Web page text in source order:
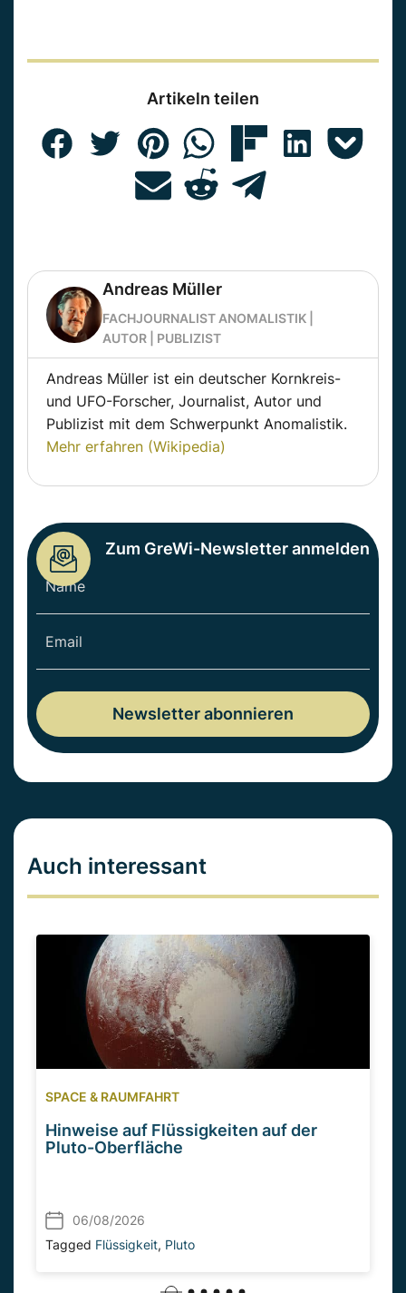
Artikeln teilen
Andreas Müller
FACHJOURNALIST ANOMALISTIK |
AUTOR | PUBLIZIST
Andreas Müller ist ein deutscher Kornkreis-
und UFO-Forscher, Journalist, Autor und
Publizist mit dem Schwerpunkt Anomalistik.
Mehr erfahren (Wikipedia)
Zum GreWi-Newsletter anmelden
Auch interessant
SPACE & RAUMFAHRT
Hinweise auf Flüssigkeiten auf der
Pluto-Oberfläche
06/08/2026
Tagged Flüssigkeit, Pluto